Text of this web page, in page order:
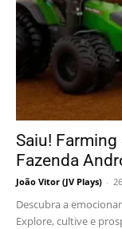
Saiu!
Fazenda
João Vitor (JV Plays) -
Descubra a
Explore, cultive e